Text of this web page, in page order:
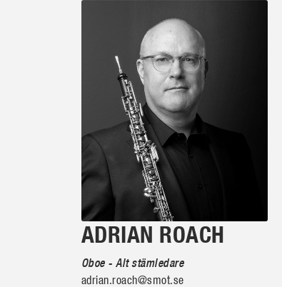
ADRIAN ROACH
Oboe - Alt stämledare
adrian.roach@smot.se